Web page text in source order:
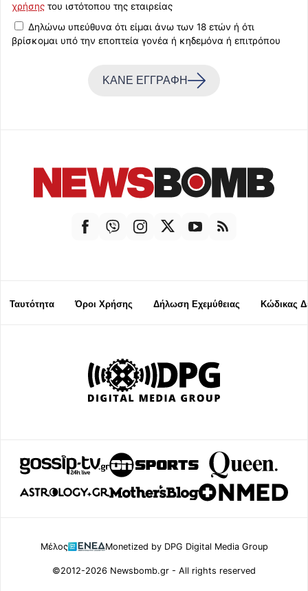
χρήσης του ιστότοπου της εταιρείας
Δηλώνω υπεύθυνα ότι είμαι άνω των 18 ετών ή ότι
βρίσκομαι υπό την εποπτεία γονέα ή κηδεμόνα ή επιτρόπου
ΚΑΝΕ ΕΓΓΡΑΦΗ
Ταυτότητα Όροι Χρήσης Δήλωση Εχεμύθειας Κώδικας
Μέλος Monetized by DPG Digital Media Group
©2012-2026 Newsbomb.gr - All rights reserved